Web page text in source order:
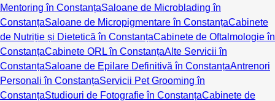
Mentoring în ConstanțaSaloane de Microblading în
ConstanțaSaloane de Micropigmentare în ConstanțaCabinete
de Nutriție și Dietetică în ConstanțaCabinete de Oftalmologie în
ConstanțaCabinete ORL în ConstanțaAlte Servicii în
ConstanțaSaloane de Epilare Definitivă în ConstanțaAntrenori
Personali în ConstanțaServicii Pet Grooming în
ConstanțaStudiouri de Fotografie în ConstanțaCabinete de